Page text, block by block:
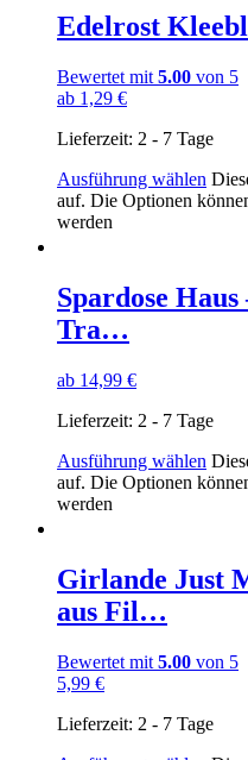
Edelrost
Bewertet mit 5.00 von 5
ab 1,29 €
Lieferzeit: 2 - 7 Tage
Ausführung wählen
auf. Die Optionen
werden
Spardose
Tra…
ab 14,99 €
Lieferzeit: 2 - 7 Tage
Ausführung wählen
auf. Die Optionen
werden
Girlande Just
aus Fil…
Bewertet mit 5.00 von 5
5,99 €
Lieferzeit: 2 - 7 Tage